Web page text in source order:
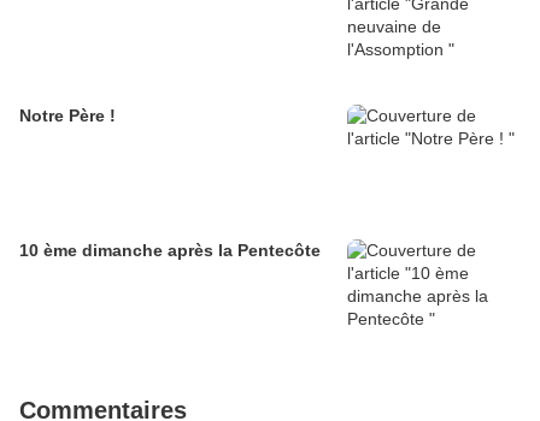
Notre Père !
10 ème dimanche après la Pentecôte
Commentaires